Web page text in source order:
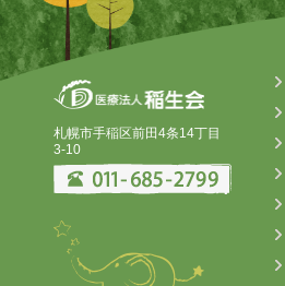
札幌市手稲区前田4条14丁目
3-10